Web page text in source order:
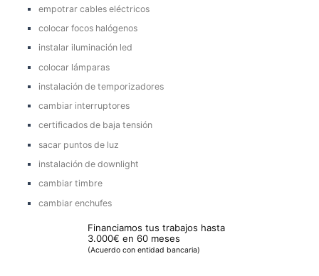
empotrar cables eléctricos
colocar focos halógenos
instalar iluminación led
colocar lámparas
instalación de temporizadores
cambiar interruptores
certificados de baja tensión
sacar puntos de luz
instalación de downlight
cambiar timbre
cambiar enchufes
Financiamos tus trabajos hasta
3.000€ en 60 meses
(Acuerdo con entidad bancaria)